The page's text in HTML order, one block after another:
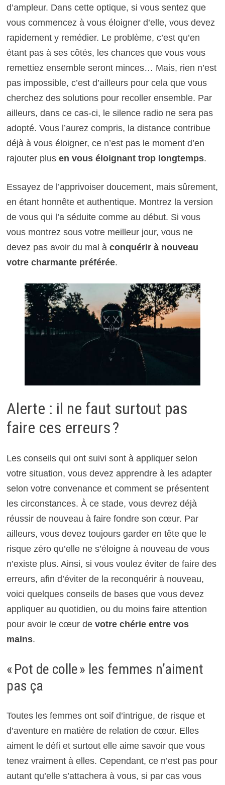
d’ampleur. Dans cette optique, si vous sentez que
vous commencez à vous éloigner d’elle, vous devez
rapidement y remédier. Le problème, c’est qu’en
étant pas à ses côtés, les chances que vous vous
remettiez ensemble seront minces… Mais, rien n’est
pas impossible, c’est d’ailleurs pour cela que vous
cherchez des solutions pour recoller ensemble. Par
ailleurs, dans ce cas-ci, le silence radio ne sera pas
adopté. Vous l’aurez compris, la distance contribue
déjà à vous éloigner, ce n’est pas le moment d’en
rajouter plus en vous éloignant trop longtemps.
Essayez de l’apprivoiser doucement, mais sûrement,
en étant honnête et authentique. Montrez la version
de vous qui l’a séduite comme au début. Si vous
vous montrez sous votre meilleur jour, vous ne
devez pas avoir du mal à conquérir à nouveau
votre charmante préférée.
Alerte : il ne faut surtout pas
faire ces erreurs ?
Les conseils qui ont suivi sont à appliquer selon
votre situation, vous devez apprendre à les adapter
selon votre convenance et comment se présentent
les circonstances. À ce stade, vous devrez déjà
réussir de nouveau à faire fondre son cœur. Par
ailleurs, vous devez toujours garder en tête que le
risque zéro qu’elle ne s’éloigne à nouveau de vous
n’existe plus. Ainsi, si vous voulez éviter de faire des
erreurs, afin d’éviter de la reconquérir à nouveau,
voici quelques conseils de bases que vous devez
appliquer au quotidien, ou du moins faire attention
pour avoir le cœur de votre chérie entre vos
mains.
« Pot de colle » les femmes n’aiment
pas ça
Toutes les femmes ont soif d’intrigue, de risque et
d’aventure en matière de relation de cœur. Elles
aiment le défi et surtout elle aime savoir que vous
tenez vraiment à elles. Cependant, ce n’est pas pour
autant qu’elle s’attachera à vous, si par cas vous